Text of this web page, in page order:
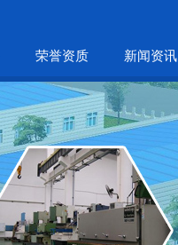
荣誉资质 新闻资讯